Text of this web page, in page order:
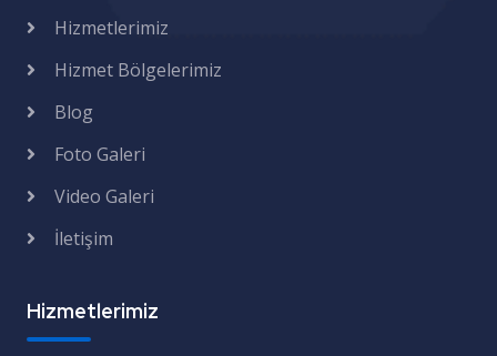
Hizmetlerimiz
Hizmet Bölgelerimiz
Blog
Foto Galeri
Video Galeri
İletişim
Hizmetlerimiz